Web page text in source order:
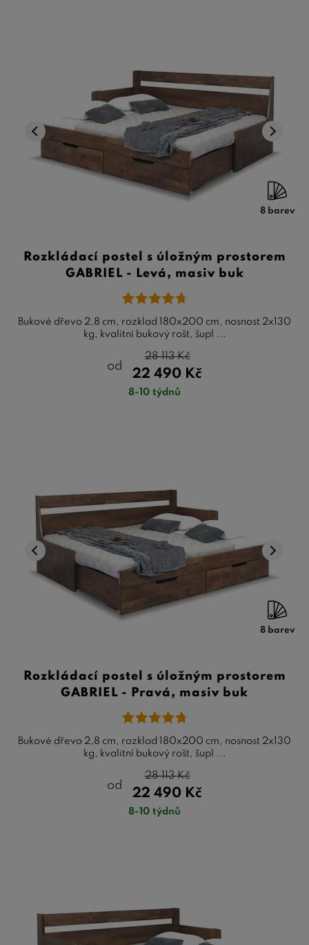
8 barev
Rozkládací postel s úložným prostorem
GABRIEL - Levá, masiv buk
Bukové dřevo 2,8 cm, rozklad 180x200 cm, nosnost 2x130
kg, kvalitní bukový rošt, šupl ...
od
22 490 Kč
28 113Kč
8-10 týdnů
8 barev
Rozkládací postel s úložným prostorem
GABRIEL - Pravá, masiv buk
Bukové dřevo 2,8 cm, rozklad 180x200 cm, nosnost 2x130
kg, kvalitní bukový rošt, šupl ...
od
22 490 Kč
28 113Kč
8-10 týdnů